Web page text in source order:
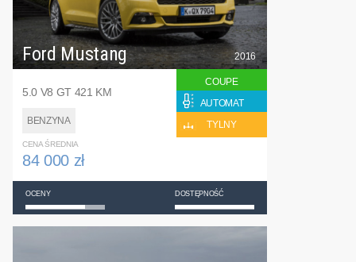
Ford Mustang
5.0 V8 GT 421 KM
BENZYNA
2016
COUPE
AUTOMAT
TYLNY
CENA ŚREDNIA
84 000 zł
OCENY DOSTĘPNOŚĆ